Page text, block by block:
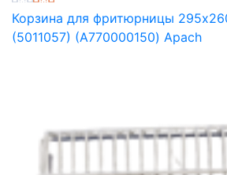
Корзина для фритюрницы
(5011057) (A770000150) Apach